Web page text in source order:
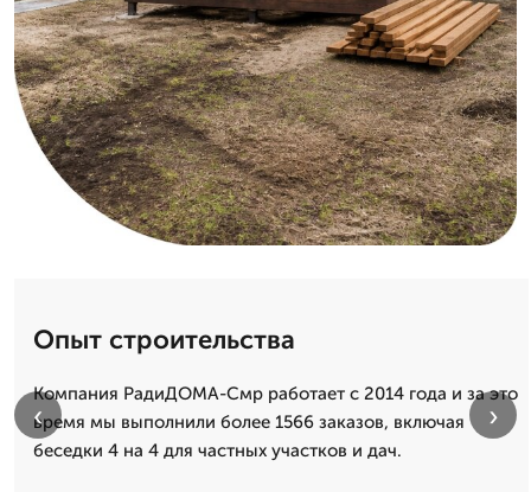
Опыт строительства
Компания РадиДОМА-Смр работает с 2014 года и за это
время мы выполнили более 1566 заказов, включая
беседки 4 на 4 для частных участков и дач.
‹ ›